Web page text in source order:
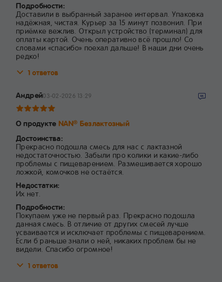
Подробности:
Доставили в выбранный заранее интервал. Упаковка
надёжная, чистая. Курьер за 15 минут позвонил. При
приёмке вежлив. Открыл устройство (терминал) для
оплаты картой. Очень оперативно всё прошло! Со
словами «спасибо» поехал дальше! В наши дни очень
редко!
1 ответов
Андрей03-02-2026 13:29
О продукте NAN® Безлактозный
Достоинства:
Прекрасно подошла смесь для нас с лактазной
недостаточностью. Забыли про колики и какие-либо
проблемы с пищеварением. Размешивается хорошо
ложкой, комочков не остаётся.
Недостатки:
Их нет.
Подробности:
Покупаем уже не первый раз. Прекрасно подошла
данная смесь. В отличие от других смесей лучше
усваивается и исключает проблемы с пищеварением.
Если б раньше знали о ней, никаких проблем бы не
видели. Спасибо огромное!
1 ответов